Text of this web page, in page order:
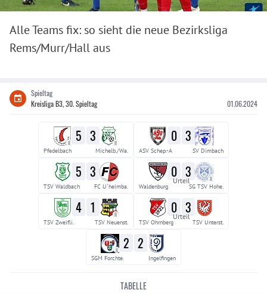
Alle Teams fix: so sieht die neue Bezirksliga
Rems/Murr/Hall aus
Spieltag
Kreisliga B3, 30. Spieltag
01.06.2024
II 5 3 II
Pfedelbach Michelb./Wa.
0 3
ASV Schep.-A SV Dimbach
5 3
TSV Waldbach FC U`heimba.
0 3
Urteil II
Waldenburg SG TSV Hohe.
4 1 II
TSV Zweifli. TSV Neuenst.
0 3
Urteil
TSV Ohrnberg TSV Unterst.
II 2 2
SGM Forchte. Ingelfingen
TABELLE